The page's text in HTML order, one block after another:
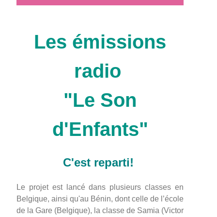
Les émissions
radio
"Le Son
d'Enfants"
C'est reparti!
Le projet est lancé dans plusieurs classes en
Belgique, ainsi qu'au Bénin, dont celle de l’école
de la Gare (Belgique), la classe de Samia (Victor